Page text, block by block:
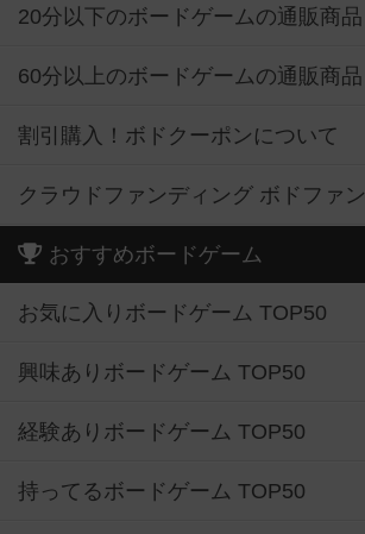
20分以下のボードゲームの通販商品
60分以上のボードゲームの通販商品
割引購入！ボドクーポンについて
クラウドファンディング ボドファン
おすすめボードゲーム
お気に入りボードゲーム TOP50
興味ありボードゲーム TOP50
経験ありボードゲーム TOP50
持ってるボードゲーム TOP50